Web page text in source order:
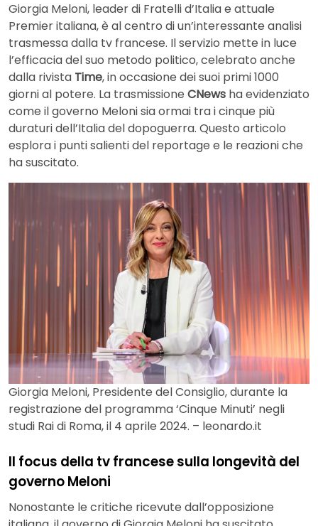
Giorgia Meloni, leader di Fratelli d’Italia e attuale
Premier italiana, è al centro di un’interessante analisi
trasmessa dalla tv francese. Il servizio mette in luce
l’efficacia del suo metodo politico, celebrato anche
dalla rivista Time, in occasione dei suoi primi 1000
giorni al potere. La trasmissione CNews ha evidenziato
come il governo Meloni sia ormai tra i cinque più
duraturi dell’Italia del dopoguerra. Questo articolo
esplora i punti salienti del reportage e le reazioni che
ha suscitato.
Giorgia Meloni, Presidente del Consiglio, durante la
registrazione del programma ‘Cinque Minuti’ negli
studi Rai di Roma, il 4 aprile 2024. – leonardo.it
Il focus della tv francese sulla longevità del
governo Meloni
Nonostante le critiche ricevute dall’opposizione